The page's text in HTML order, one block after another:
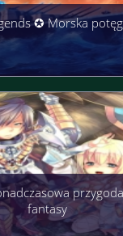
✪ Morska
fantasy